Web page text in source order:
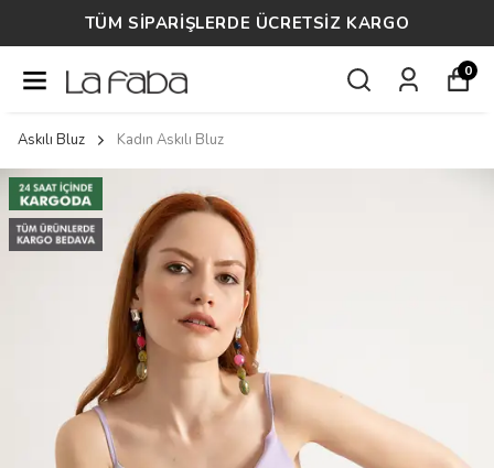
TÜM SİPARİŞLERDE ÜCRETSİZ KARGO
0
Askılı Bluz Kadın Askılı Bluz